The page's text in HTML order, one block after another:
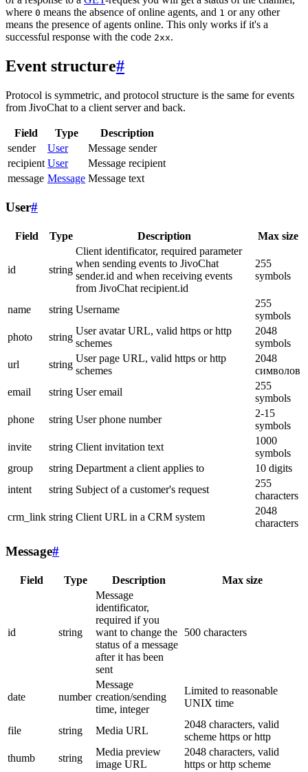
where 0 means the absence of online agents, and 1 or any other
means the presence of agents online. This only works if it's a
successful response with the code 2xx.
Event structure#
Protocol is symmetric, and protocol structure is the same for events
from JivoChat to a client server and back.
Field Type
Description
sender
User
Message sender
recipient User
Message recipient
message Message Message text
User#
Field Type Description Max size
id string
Client identificator, required parameter
when sending events to JivoChat
sender.id and when receiving events
from JivoChat recipient.id
255
symbols
name string Username
255
symbols
photo
string
User avatar URL, valid https or http
schemes
2048
symbols
url
string
User page URL, valid https or http
schemes
2048
символов
email
string User email
255
symbols
phone
string User phone number
2-15
symbols
invite
string Client invitation text
1000
symbols
group
string Department a client applies to
10 digits
intent
string Subject of a customer's request
255
characters
crm_link string Client URL in a CRM system
2048
characters
Message#
Field Type Description Max size
id string
Message
identificator,
required if you
want to change the
status of a message
after it has been
sent
500 characters
date number
Message
creation/sending
time, integer
Limited to reasonable
UNIX time
file string Media URL
2048 characters, valid
scheme https or http
thumb
string
Media preview
image URL
2048 characters, valid
https or http scheme